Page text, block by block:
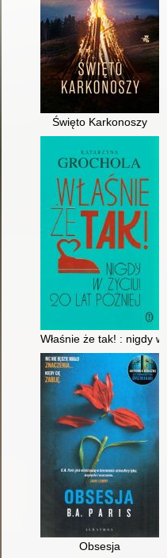
Święto Karkonoszy
Właśnie że tak! : nigdy
Obsesja